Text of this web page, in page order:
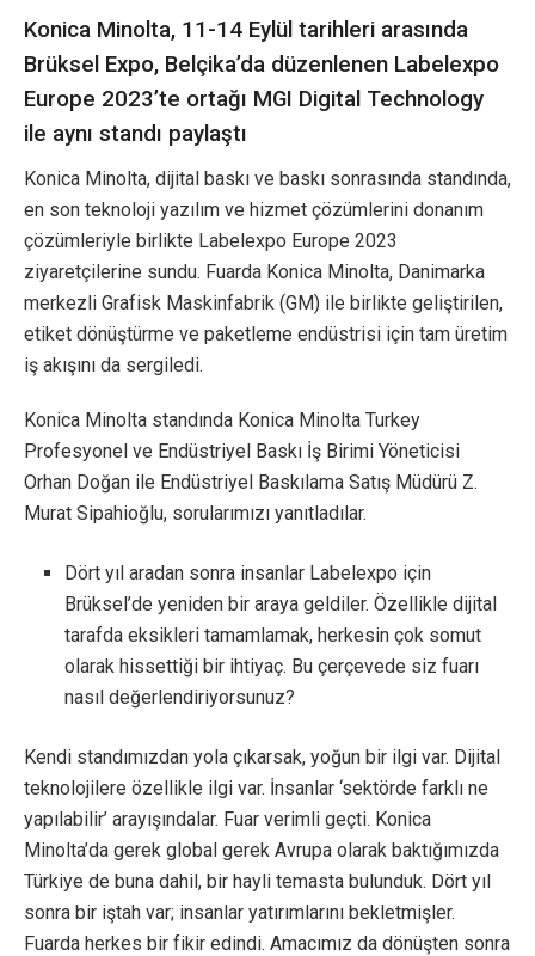
Konica Minolta, 11-14 Eylül tarihleri arasında
Brüksel Expo, Belçika’da düzenlenen Labelexpo
Europe 2023’te ortağı MGI Digital Technology
ile aynı standı paylaştı
Konica Minolta, dijital baskı ve baskı sonrasında standında,
en son teknoloji yazılım ve hizmet çözümlerini donanım
çözümleriyle birlikte Labelexpo Europe 2023
ziyaretçilerine sundu. Fuarda Konica Minolta, Danimarka
merkezli Grafisk Maskinfabrik (GM) ile birlikte geliştirilen,
etiket dönüştürme ve paketleme endüstrisi için tam üretim
iş akışını da sergiledi.
Konica Minolta standında Konica Minolta Turkey
Profesyonel ve Endüstriyel Baskı İş Birimi Yöneticisi
Orhan Doğan ile Endüstriyel Baskılama Satış Müdürü Z.
Murat Sipahioğlu, sorularımızı yanıtladılar.
Dört yıl aradan sonra insanlar Labelexpo için
Brüksel’de yeniden bir araya geldiler. Özellikle dijital
tarafda eksikleri tamamlamak, herkesin çok somut
olarak hissettiği bir ihtiyaç. Bu çerçevede siz fuarı
nasıl değerlendiriyorsunuz?
Kendi standımızdan yola çıkarsak, yoğun bir ilgi var. Dijital
teknolojilere özellikle ilgi var. İnsanlar ‘sektörde farklı ne
yapılabilir’ arayışındalar. Fuar verimli geçti. Konica
Minolta’da gerek global gerek Avrupa olarak baktığımızda
Türkiye de buna dahil, bir hayli temasta bulunduk. Dört yıl
sonra bir iştah var; insanlar yatırımlarını bekletmişler.
Fuarda herkes bir fikir edindi. Amacımız da dönüşten sonra